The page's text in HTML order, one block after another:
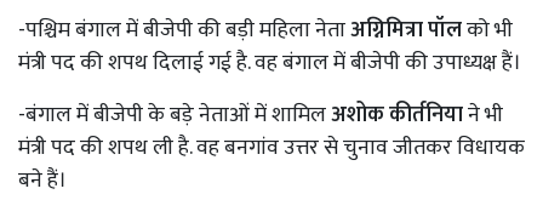
-पश्चिम बंगाल में बीजेपी की बड़ी महिला नेताअग्निमित्रा पॉलको भी
मंत्री पद की शपथ दिलाई गई है. वह बंगाल में बीजेपी की उपाध्यक्ष हैं।
-बंगाल में बीजेपी के बड़े नेताओं में शामिलअशोक कीर्तनियाने भी
मंत्री पद की शपथ ली है. वह बनगांव उत्तर से चुनाव जीतकर विधायक
बने हैं।